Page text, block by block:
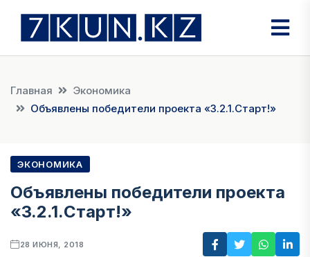
Главная
Экономика
Объявлены победители проекта «3.2.1.Старт!»
ЭКОНОМИКА
Объявлены победители проекта
«3.2.1.Старт!»
28 ИЮНЯ, 2018